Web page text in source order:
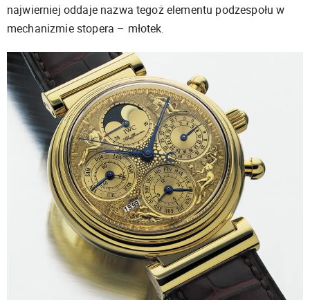
najwierniej oddaje nazwa tegoż elementu podzespołu w
mechanizmie stopera – młotek.